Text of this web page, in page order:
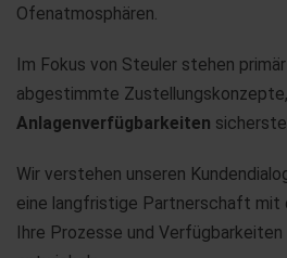
Ofenatmosphären.
Im Fokus von Steuler stehen
abgestimmte
Anlagenverfügbarkeiten
Wir verstehen unseren
eine langfristige Partnerschaft mit
Ihre Prozesse und